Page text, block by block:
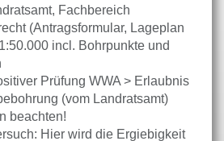
Fachbereich
(Antragsformular, Lageplan
incl. Bohrpunkte und
Prüfung WWA > Erlaubnis
(vom Landratsamt)
beachten!
Hier wird die Ergiebigkeit